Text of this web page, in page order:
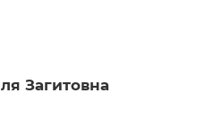
Загитовна